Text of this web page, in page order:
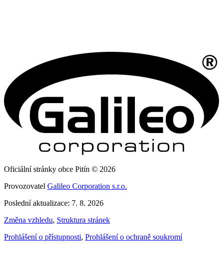
Oficiální stránky obce Pitín © 2026
Provozovatel Galileo Corporation s.r.o.
Poslední aktualizace: 7. 8. 2026
Změna vzhledu, Struktura stránek
Prohlášení o přístupnosti, Prohlášení o ochraně soukromí